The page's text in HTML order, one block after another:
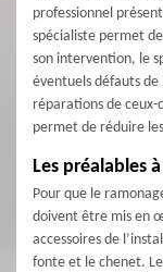
professionnel
spécialiste permet
son intervention, le
éventuels défauts
réparations de ceux-
permet de réduire
Les préalables
Pour que le
doivent être mis en
accessoires de
fonte et le chenet.